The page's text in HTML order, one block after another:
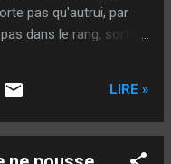
pas qu'autrui, par
dans le rang, sorte
quelqu'un de
marginal (et encore ?),
LIRE »